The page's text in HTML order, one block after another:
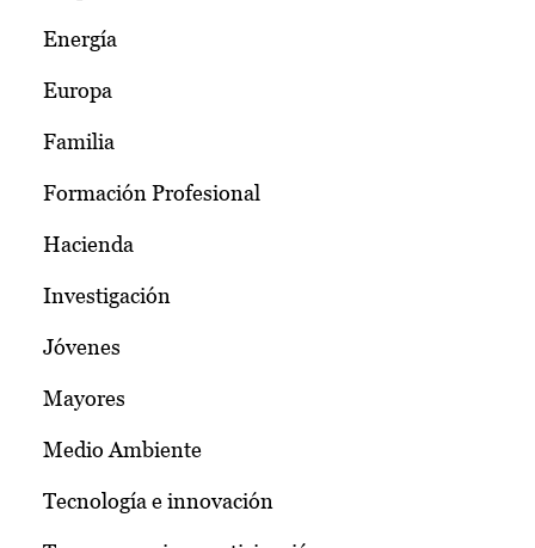
Energía
Europa
Familia
Formación Profesional
Hacienda
Investigación
Jóvenes
Mayores
Medio Ambiente
Tecnología e innovación